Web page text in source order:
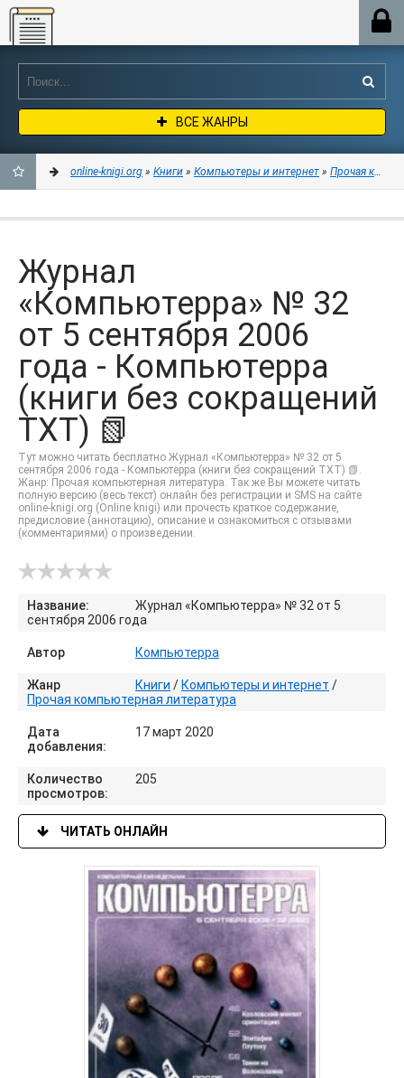
Online-knigi.org
ВСЕ ЖАНРЫ
ЗАКЛАДКИ
online-knigi.org » Книги » Компьютеры и интернет » Прочая
Журнал
«Компьютерра» № 32
от 5 сентября 2006
года - Компьютерра
(книги без сокращений
TXT) 📗
Тут можно читать бесплатно Журнал «Компьютерра» № 32 от 5
сентября 2006 года - Компьютерра (книги без сокращений TXT) 📗.
Жанр: Прочая компьютерная литература. Так же Вы можете читать
полную версию (весь текст) онлайн без регистрации и SMS на сайте
online-knigi.org (Online knigi) или прочесть краткое содержание,
предисловие (аннотацию), описание и ознакомиться с отзывами
(комментариями) о произведении.
Название:
Журнал «Компьютерра» № 32 от 5
сентября 2006 года
Автор Компьютерра
Жанр Книги / Компьютеры и интернет /
Прочая компьютерная литература
Дата
добавления:
17 март 2020
Количество
просмотров:
205
ЧИТАТЬ ОНЛАЙН